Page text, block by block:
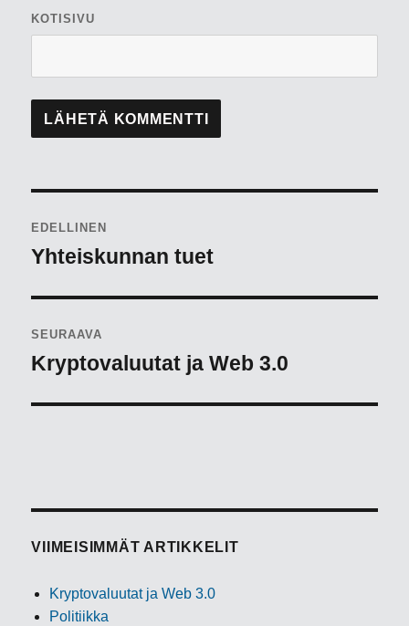
KOTISIVU
selaus
EDELLINEN
Edellinen
Yhteiskunnan tuet
SEURAAVA
Seuraava
Kryptovaluutat ja Web 3.0
VIIMEISIMMÄT ARTIKKELIT
Kryptovaluutat ja Web 3.0
Politiikka